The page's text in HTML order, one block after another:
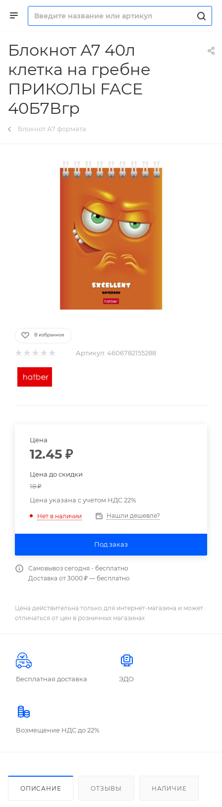
Блокнот А7 40л
клетка на гребне
ПРИКОЛЫ FACE
40Б7Вгр
Блокнот А7 формата
В избранное
Артикул: 4606782155288
Цена
12.45 ₽
Цена до скидки
18₽
Цена указана с учетом НДС 22%
Нет в наличии Нашли дешевле?
Под заказ
Самовывоз сегодня - бесплатно
Доставка от 3000 ₽ — бесплатно
Цена действительна только для интернет-магазина и может
отличаться от цен в розничных магазинах
Бесплатная доставка ЭДО
Возмещение НДС до 22%
ОПИСАНИЕ ОТЗЫВЫ НАЛИЧИЕ